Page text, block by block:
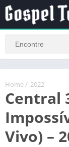
Home / 2022
Central
Vivo) –